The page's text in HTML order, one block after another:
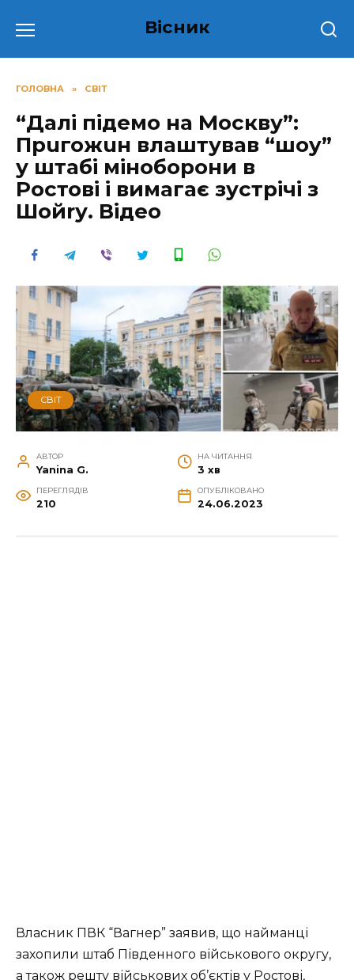
до
Вісник
ГОЛОВНА » СВІТ
“Далі підемо на Москву”:
Пpuгожuн влаштував “шоy”
у штабі міноборони в
Ростові і вимагає зустрічі з
Шойrу. Відео
СВІТ
АВТОР
Yanina G.
НА ЧИТАННЯ
3 хв
ПЕРЕГЛЯДІВ
210
ОПУБЛІКОВАНО
24.06.2023
Власник ПВК “Вагнер” заявив, що найманці
захопили штаб Південного військового округу,
а також решту військових об’єктів у Ростові,